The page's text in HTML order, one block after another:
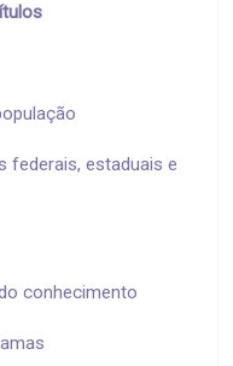
federais, estaduais e
conhecimento